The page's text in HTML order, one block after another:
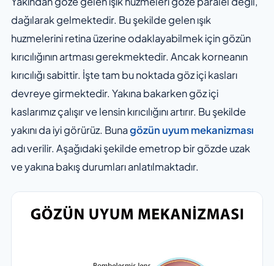
dağılarak gelmektedir. Bu şekilde gelen ışık
huzmelerini retina üzerine odaklayabilmek için gözün
kırıcılığının artması gerekmektedir. Ancak korneanın
kırıcılığı sabittir. İşte tam bu noktada göz içi kasları
devreye girmektedir. Yakına bakarken göz içi
kaslarımız çalışır ve lensin kırıcılığını artırır. Bu şekilde
yakını da iyi görürüz. Bunagözün uyum mekanizması
adı verilir. Aşağıdaki şekilde emetrop bir gözde uzak
ve yakına bakış durumları anlatılmaktadır.